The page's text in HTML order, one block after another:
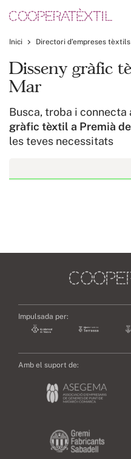
Inici Directori d’empreses tèxtils
Disseny gràfic
Mar
Busca, troba i connecta
gràfic tèxtil a Premià
les teves necessitats
Impulsada per:
Amb el suport de: